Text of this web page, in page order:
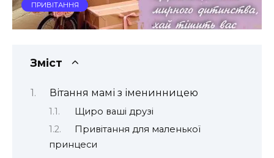
ПРИВІТАННЯ
Зміст
Вітання мамі з іменинницею
Щиро ваші друзі
Привітання для маленької
принцеси